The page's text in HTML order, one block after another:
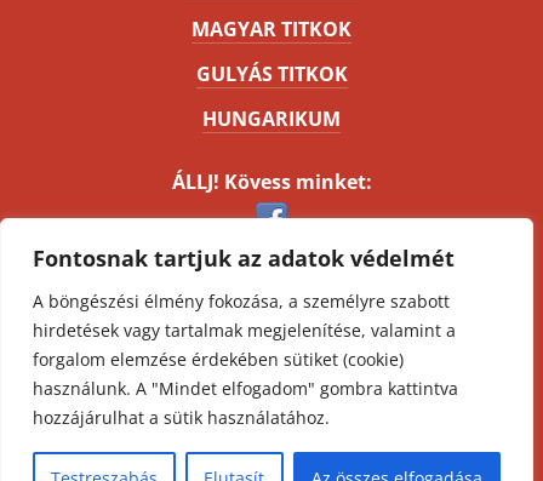
Fontosnak tartjuk az adatok védelmét
A böngészési élmény fokozása, a személyre szabott
hirdetések vagy tartalmak megjelenítése, valamint a
forgalom elemzése érdekében sütiket (cookie)
használunk. A "Mindet elfogadom" gombra kattintva
hozzájárulhat a sütik használatához.
MAGYAR TITKOK
GULYÁS TITKOK
HUNGARIKUM
ÁLLJ! Kövess minket:
Impresszum
Oldaltérkép
Adatvédelmi nyilatkozat